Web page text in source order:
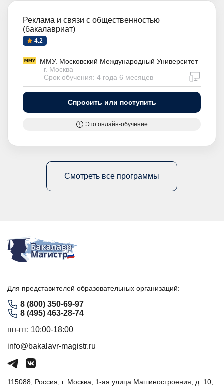
Реклама и связи с общественностью
(бакалавриат)
4.2
ММУ. Московский Международный Университет
г. Москва
Срок обучения: 4 года 6 месяцев
Спросить или поступить
Это онлайн-обучение
Смотреть все программы
Для представителей образовательных организаций:
8 (800) 350-69-97
8 (495) 463-28-74
пн-пт: 10:00-18:00
info@bakalavr-magistr.ru
115088, Россия, г. Москва, 1-ая улица Машиностроения, д. 10,